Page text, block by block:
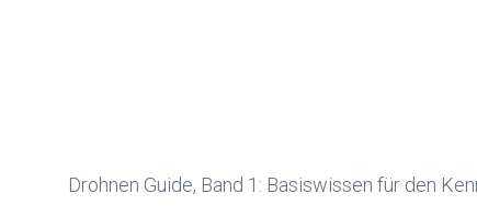
Drohnen Guide, Band 1: Basiswissen für den